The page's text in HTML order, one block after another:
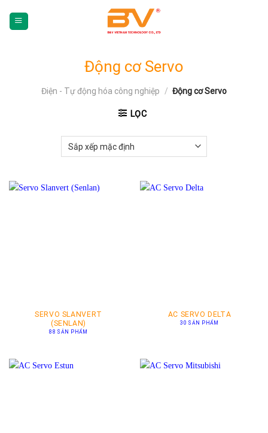
Động cơ Servo
Điện - Tự động hóa công nghiệp / Động cơ Servo
LỌC
SERVO SLANVERT
(SENLAN)
88 SẢN PHẨM
AC SERVO DELTA
30 SẢN PHẨM